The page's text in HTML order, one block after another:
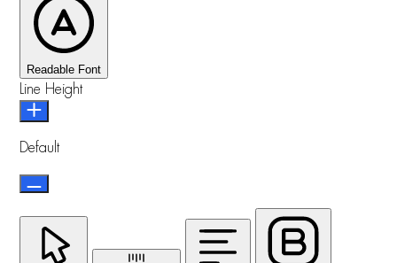
Readable Font
Line Height
Default